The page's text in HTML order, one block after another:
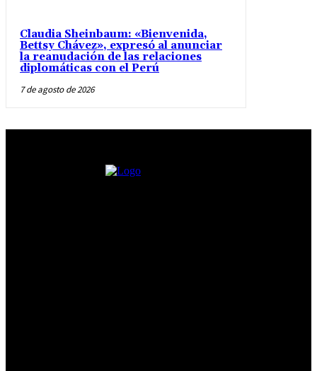
Claudia Sheinbaum: «Bienvenida,
Bettsy Chávez», expresó al anunciar
la reanudación de las relaciones
diplomáticas con el Perú
7 de agosto de 2026